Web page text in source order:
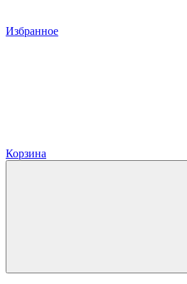
Избранное
Корзина